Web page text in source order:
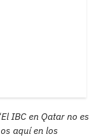
IBC en Qatar no es
aquí en los